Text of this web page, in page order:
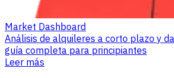
Market Dashboard
Análisis de alquileres a corto plazo y
guía completa para principiantes
Leer más